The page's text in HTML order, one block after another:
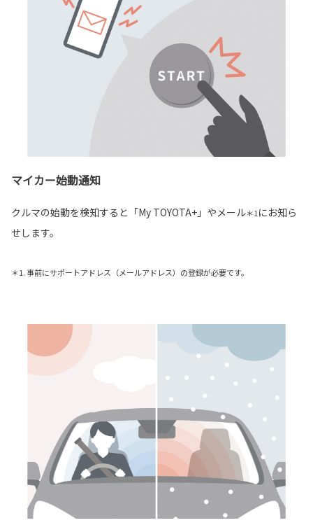
マイカー始動通知
クルマの始動を検知すると「My TOYOTA+」やメール＊1にお知ら
せします。
＊1. 事前にサポートアドレス（メールアドレス）の登録が必要です。